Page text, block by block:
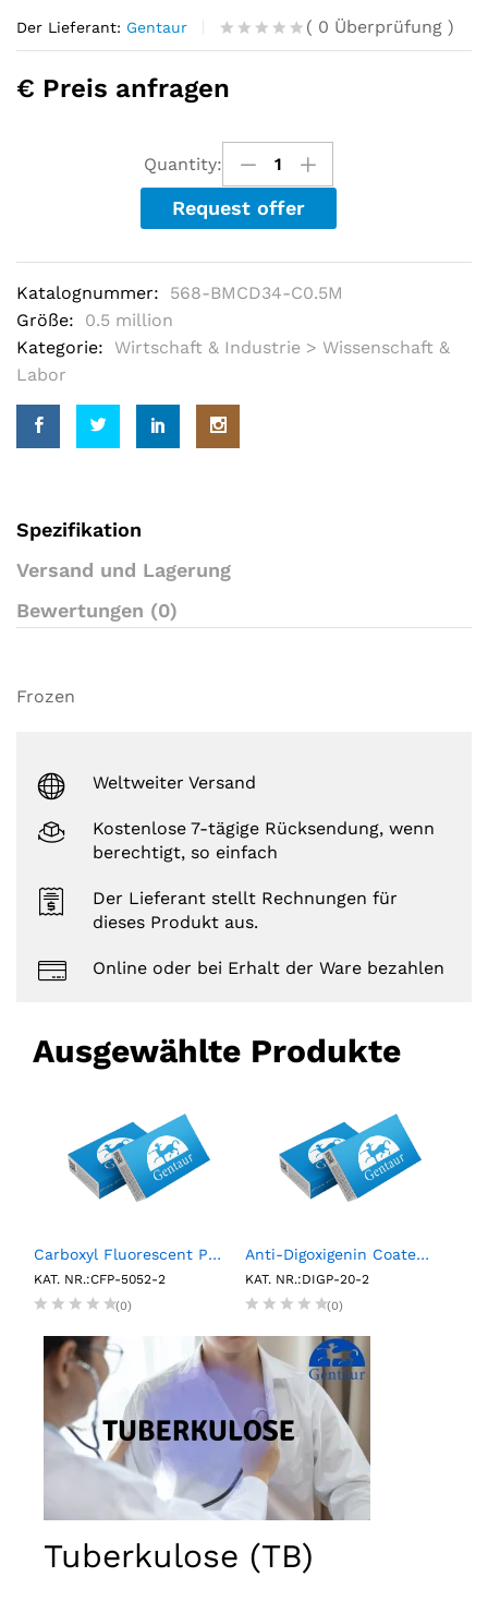
Der Lieferant: Gentaur
R
t
o
u
t
o
f
5
a
e
n
0
s
t
o
m
n
( 0 Überprüfung )
€ Preis anfragen
Quantity:
Request offer
Katalognummer:
568-BMCD34-C0.5M
Größe:
0.5 million
Kategorie:
Wirtschaft & Industrie > Wissenschaft &
Labor
Spezifikation
Versand und Lagerung
Bewertungen (0)
Frozen
Weltweiter Versand
Kostenlose 7-tägige Rücksendung, wenn
berechtigt, so einfach
Der Lieferant stellt Rechnungen für
dieses Produkt aus.
Online oder bei Erhalt der Ware bezahlen
Ausgewählte Produkte
Carboxyl Fluorescent Particles, Yellow, 0.5%w/v, 5.0-5.9µm, 2mL
KAT. NR.:CFP-5052-2
(0)
Anti-Digoxigenin Coated Polystyrene Particles, 2.0- 2.4µm, 0.1%w/v, 2mL
KAT. NR.:DIGP-20-2
(0)
Tuberkulose (TB)